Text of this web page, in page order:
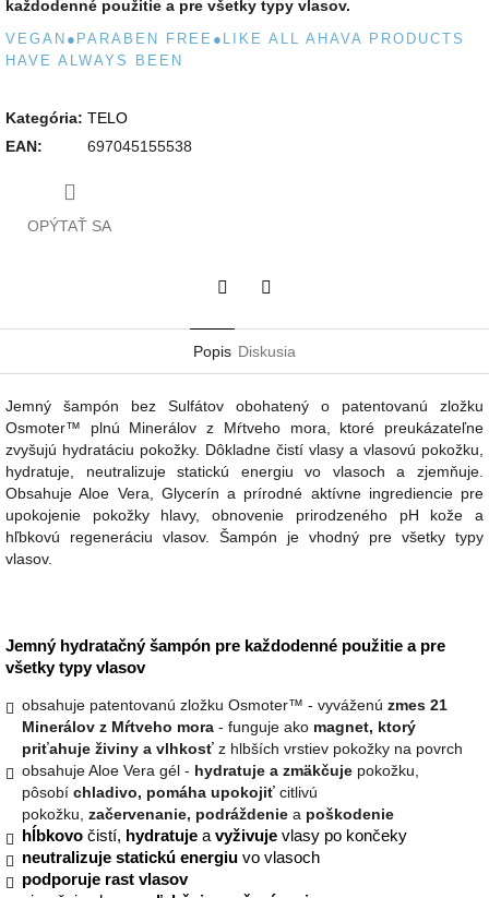
každodenné použitie a pre všetky typy vlasov.
VEGAN ● PARABEN FREE ● LIKE ALL AHAVA PRODUCTS
HAVE ALWAYS BEEN
Kategória: TELO
EAN: 697045155538
OPÝTAŤ SA
Popis Diskusia
Jemný šampón bez Sulfátov obohatený o patentovanú zložku
Osmoter™ plnú Minerálov z Mŕtveho mora, ktoré preukázateľne
zvyšujú hydratáciu pokožky. Dôkladne čistí vlasy a vlasovú pokožku,
hydratuje, neutralizuje statickú energiu vo vlasoch a zjemňuje.
Obsahuje Aloe Vera, Glycerín a prírodné aktívne ingrediencie pre
upokojenie pokožky hlavy, obnovenie prirodzeného pH kože a
hľbkovú regeneráciu vlasov. Šampón je vhodný pre všetky typy
vlasov.
Jemný hydratačný šampón pre každodenné použitie a pre
všetky typy vlasov
obsahuje patentovanú zložku Osmoter™ - vyváženú zmes 21
Minerálov z Mŕtveho mora - funguje ako magnet, ktorý
priťahuje živiny a vlhkosť z hlbších vrstiev pokožky na povrch
obsahuje Aloe Vera gél - hydratuje a zmäkčuje pokožku,
pôsobí chladivo, pomáha upokojiť citlivú
pokožku, začervenanie, podráždenie a poškodenie
hĺbkovo čistí, hydratuje a vyživuje vlasy po končeky
neutralizuje statickú energiu vo vlasoch
podporuje rast vlasov